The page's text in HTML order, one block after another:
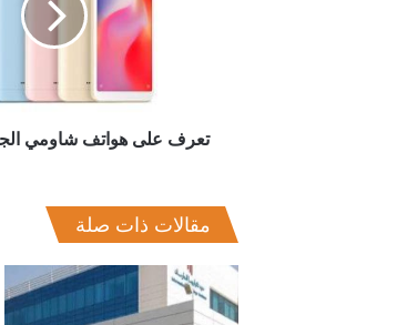
تعرف على هواتف شاومي
مقالات ذات صلة